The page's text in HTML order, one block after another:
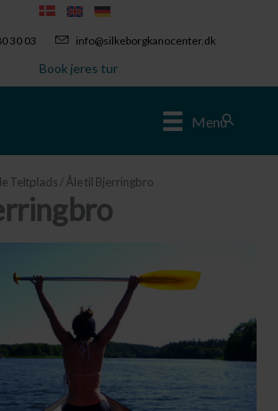
30 03 info@silkeborgkanocenter.dk
Book jeres tur
Menu
Teltplads / Åle til Bjerringbro